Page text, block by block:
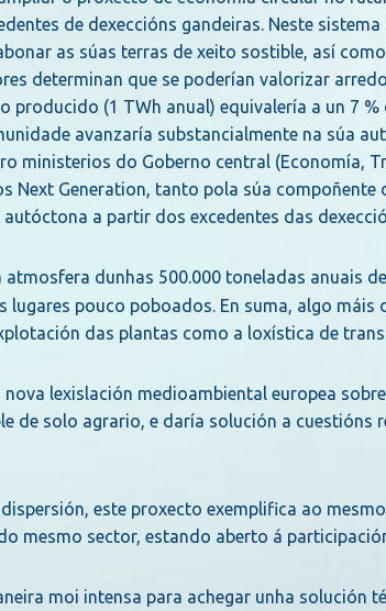
de dexeccións gandeiras. Neste sistema
as súas terras de xeito sostible, así
determinan que se poderían valorizar
(1 TWh anual) equivalería a un 7
avanzaría substancialmente na súa
ministerios do Goberno central (Economía,
Next Generation, tanto pola súa compoñente
a partir dos excedentes das
dunhas 500.000 toneladas anuais
pouco poboados. En suma, algo máis
das plantas como a loxística de
lexislación medioambiental europea
de solo agrario, e daría solución a cuestións
este proxecto exemplifica ao
mesmo sector, estando aberto á
moi intensa para achegar unha solución